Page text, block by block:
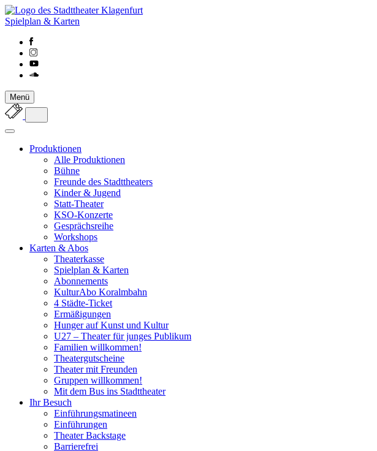
Spielplan & Karten
Menü
Produktionen
Alle Produktionen
Bühne
Freunde des Stadttheaters
Kinder & Jugend
Statt-Theater
KSO-Konzerte
Gesprächsreihe
Workshops
Karten & Abos
Theaterkasse
Spielplan & Karten
Abonnements
KulturAbo Koralmbahn
4 Städte-Ticket
Ermäßigungen
Hunger auf Kunst und Kultur
U27 – Theater für junges Publikum
Familien willkommen!
Theatergutscheine
Theater mit Freunden
Gruppen willkommen!
Mit dem Bus ins Stadttheater
Ihr Besuch
Einführungsmatineen
Einführungen
Theater Backstage
Barrierefrei